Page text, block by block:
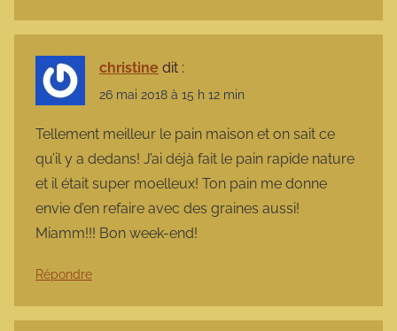
christine dit :
26 mai 2018 à 15 h 12 min
Tellement meilleur le pain maison et on sait ce
qu’il y a dedans! J’ai déjà fait le pain rapide nature
et il était super moelleux! Ton pain me donne
envie d’en refaire avec des graines aussi!
Miamm!!! Bon week-end!
Répondre